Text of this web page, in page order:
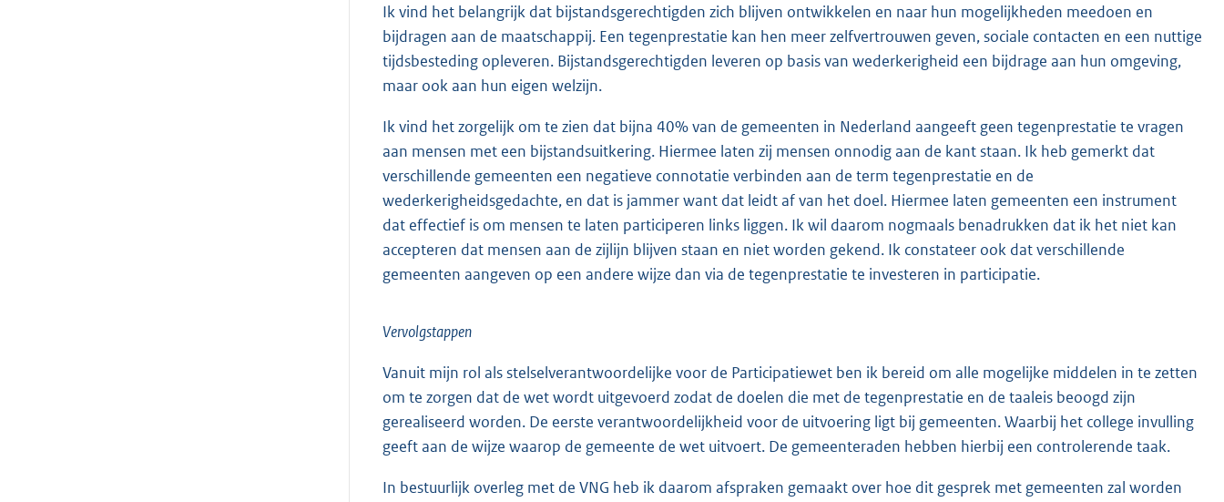
Ik vind het belangrijk dat bijstandsgerechtigden zich blijven ontwikkelen en naar hun mogelijkheden meedoen en
bijdragen aan de maatschappij. Een tegenprestatie kan hen meer zelfvertrouwen geven, sociale contacten en een nuttige
tijdsbesteding opleveren. Bijstandsgerechtigden leveren op basis van wederkerigheid een bijdrage aan hun omgeving,
maar ook aan hun eigen welzijn.
Ik vind het zorgelijk om te zien dat bijna 40% van de gemeenten in Nederland aangeeft geen tegenprestatie te vragen
aan mensen met een bijstandsuitkering. Hiermee laten zij mensen onnodig aan de kant staan. Ik heb gemerkt dat
verschillende gemeenten een negatieve connotatie verbinden aan de term tegenprestatie en de
wederkerigheidsgedachte, en dat is jammer want dat leidt af van het doel. Hiermee laten gemeenten een instrument
dat effectief is om mensen te laten participeren links liggen. Ik wil daarom nogmaals benadrukken dat ik het niet kan
accepteren dat mensen aan de zijlijn blijven staan en niet worden gekend. Ik constateer ook dat verschillende
gemeenten aangeven op een andere wijze dan via de tegenprestatie te investeren in participatie.
Vervolgstappen
Vanuit mijn rol als stelselverantwoordelijke voor de Participatiewet ben ik bereid om alle mogelijke middelen in te zetten
om te zorgen dat de wet wordt uitgevoerd zodat de doelen die met de tegenprestatie en de taaleis beoogd zijn
gerealiseerd worden. De eerste verantwoordelijkheid voor de uitvoering ligt bij gemeenten. Waarbij het college invulling
geeft aan de wijze waarop de gemeente de wet uitvoert. De gemeenteraden hebben hierbij een controlerende taak.
In bestuurlijk overleg met de VNG heb ik daarom afspraken gemaakt over hoe dit gesprek met gemeenten zal worden